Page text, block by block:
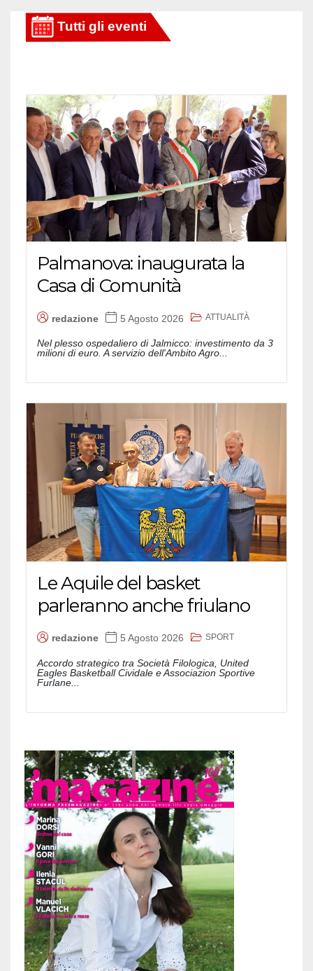
Palmanova: inaugurata la
Casa di Comunità
redazione 5 Agosto 2026 ATTUALITÀ
Nel plesso ospedaliero di Jalmicco: investimento da 3
milioni di euro. A servizio dell'Ambito Agro...
Le Aquile del basket
parleranno anche friulano
redazione 5 Agosto 2026 SPORT
Accordo strategico tra Società Filologica, United
Eagles Basketball Cividale e Associazion Sportive
Furlane...